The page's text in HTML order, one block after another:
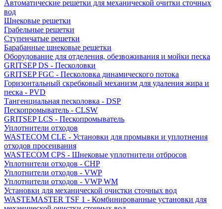
Автоматические решетки для механической очитки сточных
вод
Шнековые решетки
Грабельные решетки
Ступенчатые решетки
Барабанные шнековые решетки
Оборудование для отделения, обезвоживания и мойки песка
GRITSEP DS - Песколовки
GRITSEP FGC - Песколовка динамического потока
Горизонтальный скребковый механизм для удаления жира и
песка - PVD
Тангенциальная песколовка - DSP
Пескопромыватель - CLSW
GRITSEP LCS - Пескопромыватель
Уплотнители отходов
WASTECOM CLE - Установки для промывки и уплотнения
отходов просеивания
WASTECOM CPS - Шнековые уплотнители отбросов
Уплотнители отходов - CHP
Уплотнители отходов - VWP
Уплотнители отходов - VWP WM
Установки для механической очистки сточных вод
WASTEMASTER TSF 1 - Комбинированные установки для